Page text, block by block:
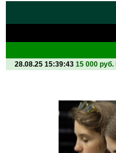
28.08.25 15:39:43 15 000 руб.